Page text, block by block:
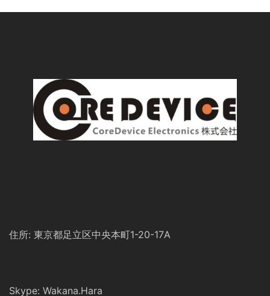
住所: 東京都足立区中央本町1-20-17A
Skype: Wakana.Hara